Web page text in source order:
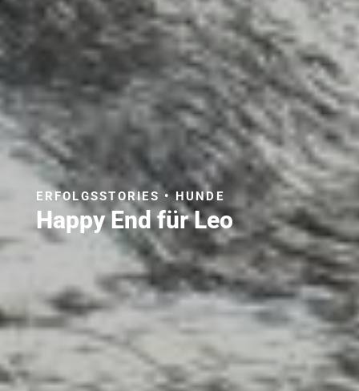
Happy End für Leo
ERFOLGSSTORIES • HUNDE